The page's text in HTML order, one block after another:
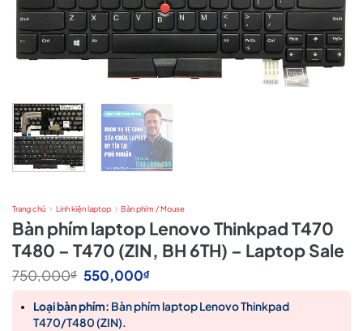
Trang chủ Linh kiện laptop Bàn phím / Mouse
Bàn phím laptop Lenovo Thinkpad T470
T480 – T470 (ZIN, BH 6TH) – Laptop Sale
750,000₫ Giá
là:
750,000₫.
550,000₫Giá
tại
là:
Loại bàn phím: Bàn phím laptop Lenovo Thinkpad
T470/T480 (ZIN).